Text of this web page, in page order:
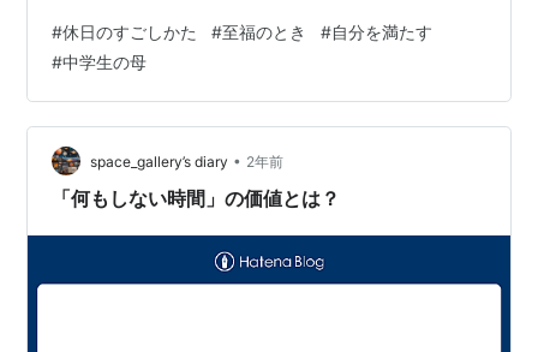
フェで、ケーキや ランチを食べることだったり・・ 食べ
もので 気持ちを満たすことは、 瞬間的な幸福感や 快楽
と ダイレクトにつながっているから、 週末の 小さな特
別感を味わうのに ちょうど よかった また、それを作っ
てくれた人に お金を払う行為も 相まって、 ほどよ…
#休日のすごしかた #至福のとき #自分を満たす
#中学生の母
space_gallery’s diary • 2年前
「何もしない時間」の価値とは？